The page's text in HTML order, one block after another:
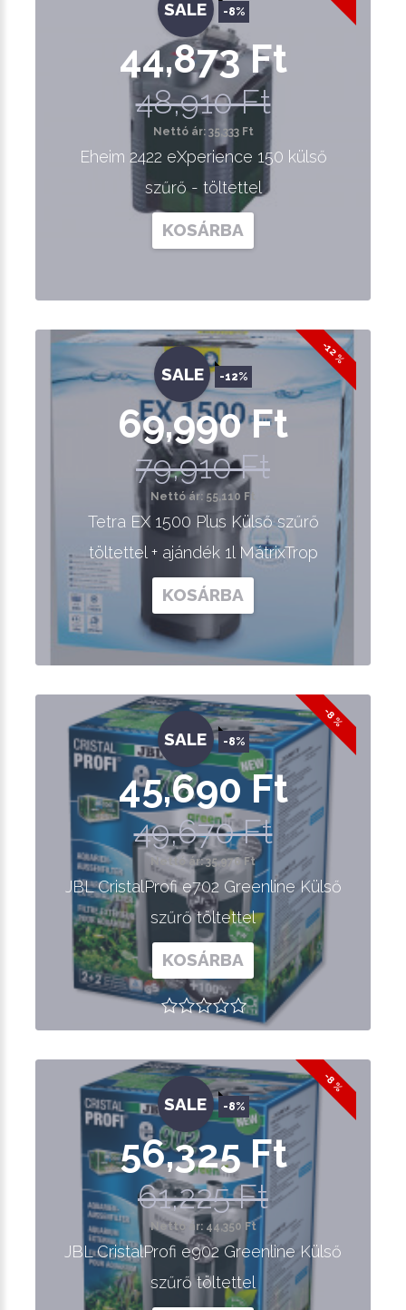
SALE -8%
44,873 Ft
48,910 Ft
Nettó ár: 35,333 Ft
Eheim 2422 eXperience 150 külső
szűrő - töltettel
KOSÁRBA
-12 %
SALE -12%
69,990 Ft
79,910 Ft
Nettó ár: 55,110 Ft
Tetra EX 1500 Plus Külső szűrő
töltettel + ajándék 1l MátrixTrop
KOSÁRBA
-8 %
SALE -8%
45,690 Ft
49,670 Ft
Nettó ár: 35,976 Ft
JBL CristalProfi e702 Greenline Külső
szűrő töltettel
KOSÁRBA
-8 %
SALE -8%
56,325 Ft
61,225 Ft
Nettó ár: 44,350 Ft
JBL CristalProfi e902 Greenline Külső
szűrő töltettel